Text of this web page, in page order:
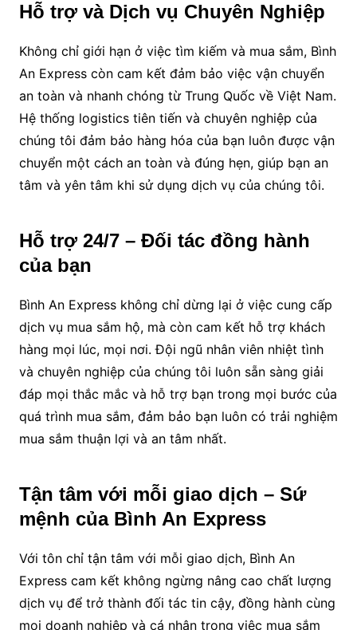
Hỗ trợ và Dịch vụ Chuyên Nghiệp
Không chỉ giới hạn ở việc tìm kiếm và mua sắm, Bình
An Express còn cam kết đảm bảo việc vận chuyển
an toàn và nhanh chóng từ Trung Quốc về Việt Nam.
Hệ thống logistics tiên tiến và chuyên nghiệp của
chúng tôi đảm bảo hàng hóa của bạn luôn được vận
chuyển một cách an toàn và đúng hẹn, giúp bạn an
tâm và yên tâm khi sử dụng dịch vụ của chúng tôi.
Hỗ trợ 24/7 – Đối tác đồng hành
của bạn
Bình An Express không chỉ dừng lại ở việc cung cấp
dịch vụ mua sắm hộ, mà còn cam kết hỗ trợ khách
hàng mọi lúc, mọi nơi. Đội ngũ nhân viên nhiệt tình
và chuyên nghiệp của chúng tôi luôn sẵn sàng giải
đáp mọi thắc mắc và hỗ trợ bạn trong mọi bước của
quá trình mua sắm, đảm bảo bạn luôn có trải nghiệm
mua sắm thuận lợi và an tâm nhất.
Tận tâm với mỗi giao dịch – Sứ
mệnh của Bình An Express
Với tôn chỉ tận tâm với mỗi giao dịch, Bình An
Express cam kết không ngừng nâng cao chất lượng
dịch vụ để trở thành đối tác tin cậy, đồng hành cùng
mọi doanh nghiệp và cá nhân trong việc mua sắm